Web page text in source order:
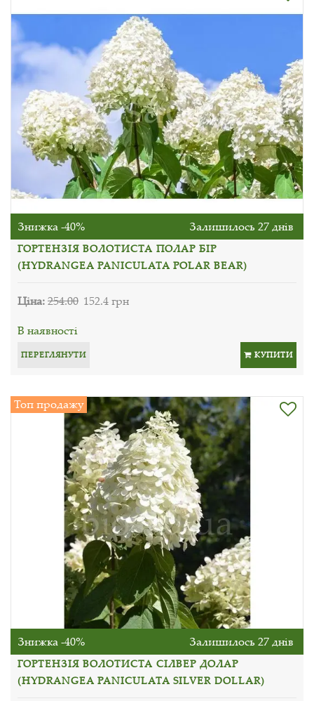
Знижка -40% Залишилось 27 днів
ГОРТЕНЗІЯ ВОЛОТИСТА ПОЛАР БІР
(HYDRANGEA PANICULATA POLAR BEAR)
Ціна:254.00 152.4 грн
В наявності
ПЕРЕГЛЯНУТИ КУПИТИ
Топ продажу
Знижка -40% Залишилось 27 днів
ГОРТЕНЗІЯ ВОЛОТИСТА СІЛВЕР ДОЛАР
(HYDRANGEA PANICULATA SILVER DOLLAR)